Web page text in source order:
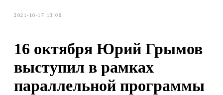
2021-10-17 13:00
16 октября Юрий Грымов
выступил в рамках
параллельной программы